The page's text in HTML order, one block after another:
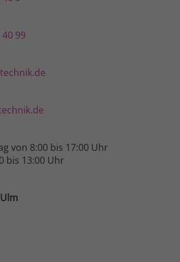
99
von 8:00 bis 17:00 Uhr
bis 13:00 Uhr